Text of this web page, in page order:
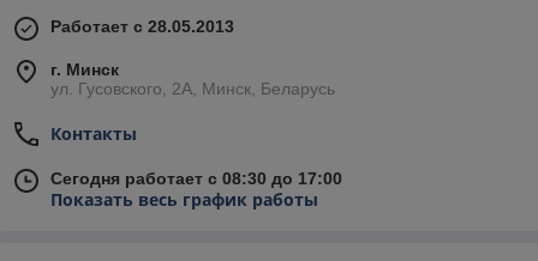
Работает с 28.05.2013
г. Минск
ул. Гусовского, 2А, Минск, Беларусь
Контакты
Сегодня работает с 08:30 до 17:00
Показать весь график работы